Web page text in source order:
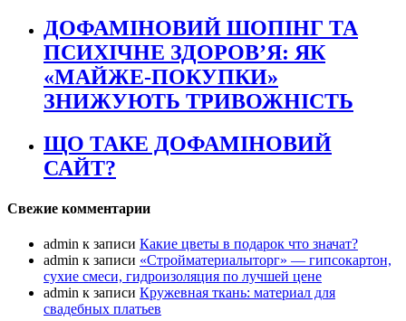
ДОФАМІНОВИЙ ШОПІНГ ТА
ПСИХІЧНЕ ЗДОРОВ’Я: ЯК
«МАЙЖЕ-ПОКУПКИ»
ЗНИЖУЮТЬ ТРИВОЖНІСТЬ
ЩО ТАКЕ ДОФАМІНОВИЙ
САЙТ?
Свежие комментарии
admin к записи Какие цветы в подарок что значат?
admin к записи «Стройматериалыторг» — гипсокартон,
сухие смеси, гидроизоляция по лучшей цене
admin к записи Кружевная ткань: материал для
свадебных платьев